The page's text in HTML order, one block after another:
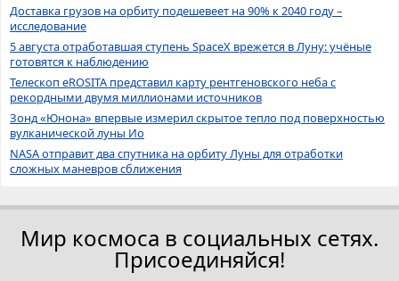
Доставка грузов на орбиту подешевеет на 90% к 2040 году –
исследование
5 августа отработавшая ступень SpaceX врежется в Луну: учёные
готовятся к наблюдению
Телескоп eROSITA представил карту рентгеновского неба с
рекордными двумя миллионами источников
Зонд «Юнона» впервые измерил скрытое тепло под поверхностью
вулканической луны Ио
NASA отправит два спутника на орбиту Луны для отработки
сложных маневров сближения
Мир космоса в социальных сетях.
Присоединяйся!